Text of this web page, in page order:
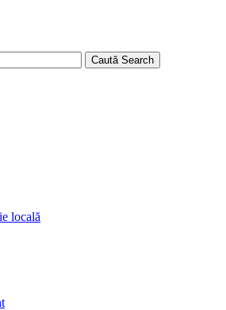
Caută Search
locală